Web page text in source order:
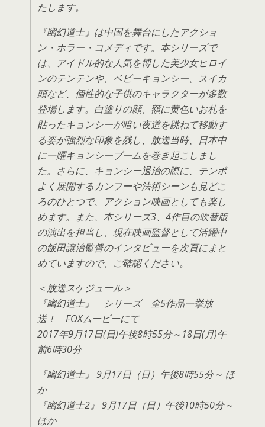
たします。
『幽幻道士』は中国を舞台にしたアクショ
ン・ホラー・コメディです。本シリーズで
は、アイドル的な人気を博した美少女ヒロイ
ンのテンテンや、ベビーキョンシー、スイカ
頭など、個性的な子供のキャラクターが多数
登場します。白塗りの顔、額に黄色いお札を
貼ったキョンシーが暗い夜道を跳ねて移動す
る姿が強烈な印象を残し、放送当時、日本中
に一躍キョンシーブームを巻き起こしまし
た。さらに、キョンシー退治の際に、テンポ
よく展開するカンフーや法術シーンも見どこ
ろのひとつで、アクション映画としても楽し
めます。また、本シリーズ3、4作目の吹替版
の演出を担当し、現在映画監督として活躍中
の飯田譲治監督のインタビューを次頁にまと
めていますので、ご確認ください。
＜放送スケジュール＞
『幽幻道士』 シリーズ 全5作品一挙放
送！ FOXムービーにて
2017年9月17日(日)午後8時55分～18日(月)午
前6時30分
『幽幻道士』 9月17日（日）午後8時55分～ ほ
か
『幽幻道士2』 9月17日（日）午後10時50分～
ほか